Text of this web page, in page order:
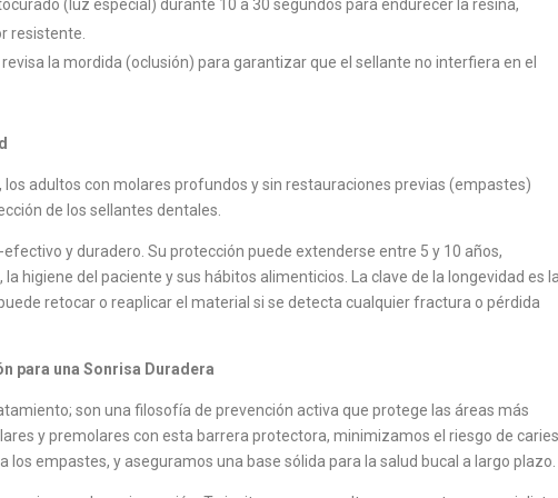
(luz especial) durante 10 a 30 segundos para endurecer la resina,
resistente.
revisa la mordida (oclusión) para garantizar que el sellante no interfiera en el
adultos con molares profundos y sin restauraciones previas (empastes)
de los sellantes dentales.
y duradero. Su protección puede extenderse entre 5 y 10 años,
higiene del paciente y sus hábitos alimenticios. La clave de la longevidad es
retocar o reaplicar el material si se detecta cualquier fractura o pérdida
para una Sonrisa Duradera
son una filosofía de prevención activa que protege las áreas más
y premolares con esta barrera protectora, minimizamos el riesgo de
los empastes, y aseguramos una base sólida para la salud bucal a largo plazo.